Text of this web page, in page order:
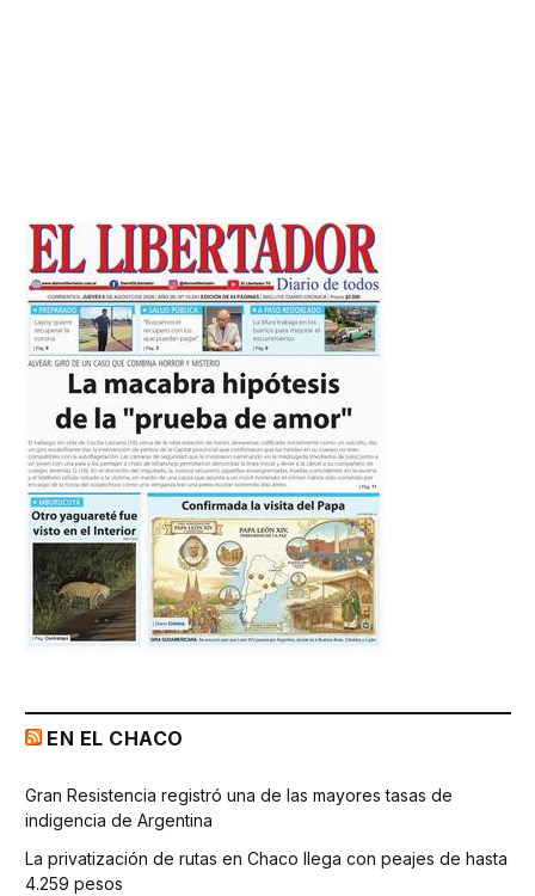
EN EL CHACO
Gran Resistencia registró una de las mayores tasas de
indigencia de Argentina
La privatización de rutas en Chaco llega con peajes de hasta
4.259 pesos